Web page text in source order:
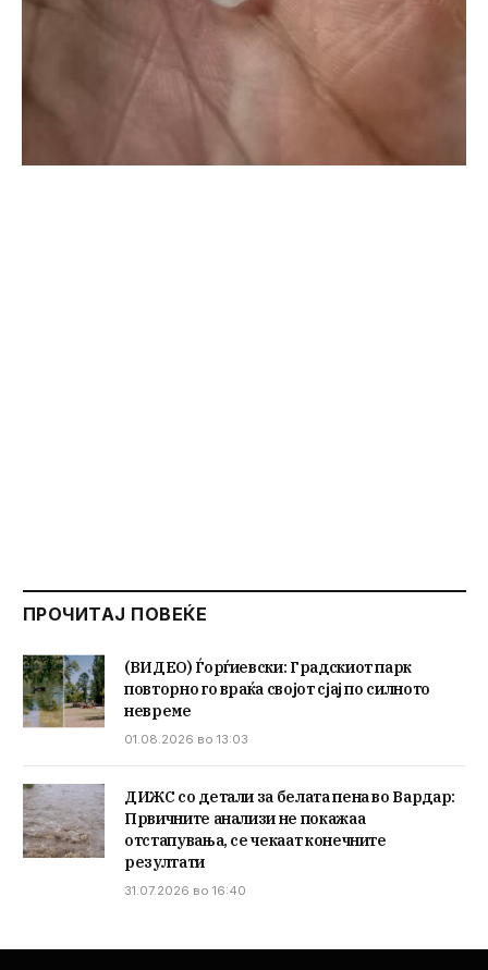
ПРОЧИТАЈ ПОВЕЌЕ
(ВИДЕО) Ѓорѓиевски: Градскиот парк
повторно го враќа својот сјај по силното
невреме
01.08.2026 во 13:03
ДИЖС со детали за белата пена во Вардар:
Првичните анализи не покажаа
отстапувања, се чекаат конечните
резултати
31.07.2026 во 16:40